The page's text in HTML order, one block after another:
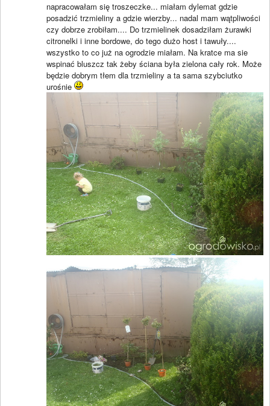
napracowałam się troszeczke... miałam dylemat gdzie
posadzić trzmieliny a gdzie wierzby... nadal mam wątpliwości
czy dobrze zrobiłam.... Do trzmielinek dosadziłam żurawki
citronelki i inne bordowe, do tego dużo host i tawuły....
wszystko to co już na ogrodzie miałam. Na kratce ma sie
wspinać bluszcz tak żeby ściana była zielona cały rok. Może
będzie dobrym tłem dla trzmieliny a ta sama szybciutko
urośnie